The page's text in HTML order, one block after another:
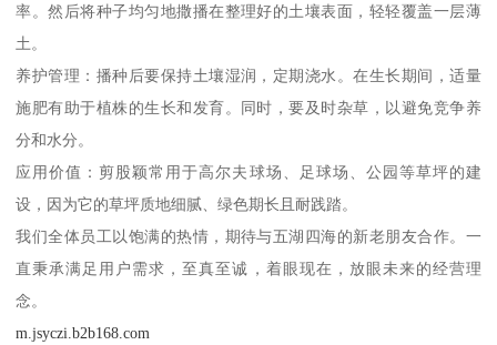
率。然后将种子均匀地撒播在整理好的土壤表面，轻轻覆盖一层薄
土。
养护管理：播种后要保持土壤湿润，定期浇水。在生长期间，适量
施肥有助于植株的生长和发育。同时，要及时杂草，以避免竞争养
分和水分。
应用价值：剪股颖常用于高尔夫球场、足球场、公园等草坪的建
设，因为它的草坪质地细腻、绿色期长且耐践踏。
我们全体员工以饱满的热情，期待与五湖四海的新老朋友合作。一
直秉承满足用户需求，至真至诚，着眼现在，放眼未来的经营理
念。
m.jsyczi.b2b168.com